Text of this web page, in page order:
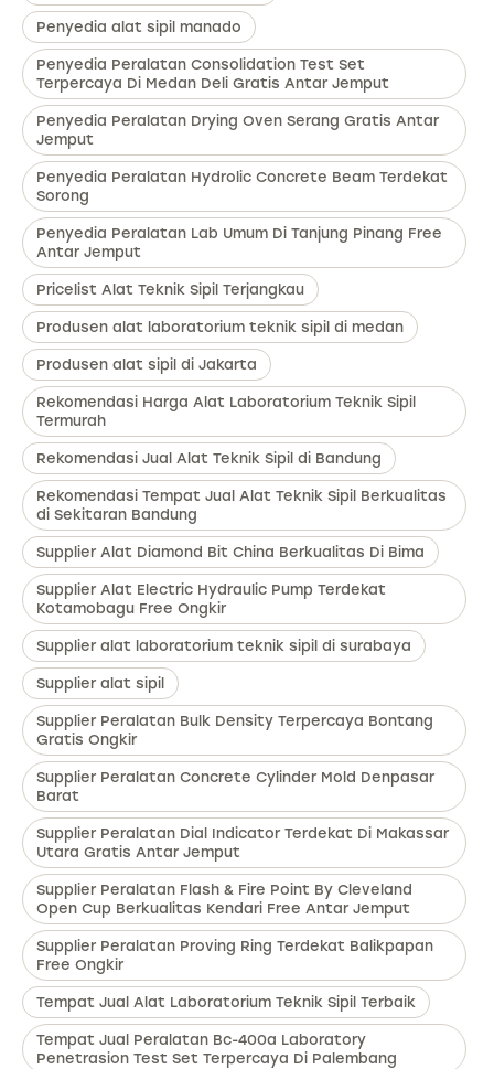
Penyedia alat sipil manado
Penyedia Peralatan Consolidation Test Set
Terpercaya Di Medan Deli Gratis Antar Jemput
Penyedia Peralatan Drying Oven Serang Gratis Antar
Jemput
Penyedia Peralatan Hydrolic Concrete Beam Terdekat
Sorong
Penyedia Peralatan Lab Umum Di Tanjung Pinang Free
Antar Jemput
Pricelist Alat Teknik Sipil Terjangkau
Produsen alat laboratorium teknik sipil di medan
Produsen alat sipil di Jakarta
Rekomendasi Harga Alat Laboratorium Teknik Sipil
Termurah
Rekomendasi Jual Alat Teknik Sipil di Bandung
Rekomendasi Tempat Jual Alat Teknik Sipil Berkualitas
di Sekitaran Bandung
Supplier Alat Diamond Bit China Berkualitas Di Bima
Supplier Alat Electric Hydraulic Pump Terdekat
Kotamobagu Free Ongkir
Supplier alat laboratorium teknik sipil di surabaya
Supplier alat sipil
Supplier Peralatan Bulk Density Terpercaya Bontang
Gratis Ongkir
Supplier Peralatan Concrete Cylinder Mold Denpasar
Barat
Supplier Peralatan Dial Indicator Terdekat Di Makassar
Utara Gratis Antar Jemput
Supplier Peralatan Flash & Fire Point By Cleveland
Open Cup Berkualitas Kendari Free Antar Jemput
Supplier Peralatan Proving Ring Terdekat Balikpapan
Free Ongkir
Tempat Jual Alat Laboratorium Teknik Sipil Terbaik
Tempat Jual Peralatan Bc-400a Laboratory
Penetrasion Test Set Terpercaya Di Palembang